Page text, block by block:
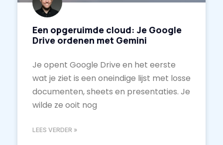
Een opgeruimde cloud: Je Google
Drive ordenen met Gemini
Je opent Google Drive en het eerste
wat je ziet is een oneindige lijst met losse
documenten, sheets en presentaties. Je
wilde ze ooit nog
LEES VERDER »